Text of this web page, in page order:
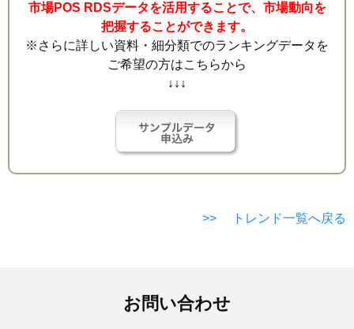
市場POS RDSデータを活用することで、市場動向を
把握することができます。
※さらに詳しい資料・細分類でのランキングデータを
ご希望の方はこちらから
↓↓↓
>> トレンド一覧へ戻る
お問い合わせ